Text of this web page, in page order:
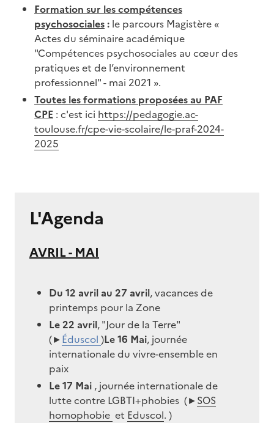
Formation sur les compétences
psychosociales: le parcours Magistère «
Actes du séminaire académique
"Compétences psychosociales au cœur des
pratiques et de l’environnement
professionnel" - mai 2021 ».
Toutes les formations proposées au PAF
CPE : c'est ici https://pedagogie.ac-
toulouse.fr/cpe-vie-scolaire/le-praf-2024-
2025
L'Agenda
AVRIL - MAI
Du 12 avril au 27 avril, vacances de
printemps pour la Zone
Le 22 avril, "Jour de la Terre"
(►Éduscol )Le 16 Mai, journée
internationale du vivre-ensemble en
paix
Le 17 Mai , journée internationale de
lutte contre LGBTI+phobies (►SOS
homophobie et Eduscol. )